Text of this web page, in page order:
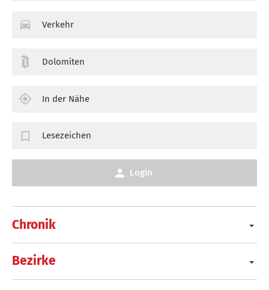
Chronik
Bezirke
Verkehr
Dolomiten
In der Nähe
Lesezeichen
Login